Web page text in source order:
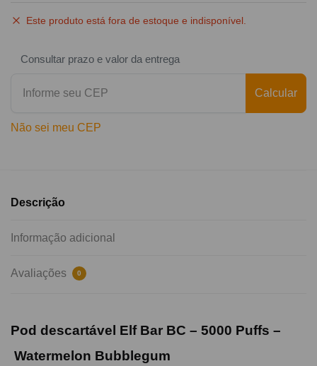
Este produto está fora de estoque e indisponível.
Consultar prazo e valor da entrega
Calcular
Não sei meu CEP
Descrição
Informação adicional
Avaliações 0
Pod descartável Elf Bar BC – 5000 Puffs –
Watermelon Bubblegum